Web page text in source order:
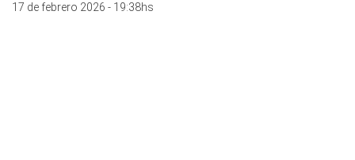
17 de febrero 2026 - 19:38hs